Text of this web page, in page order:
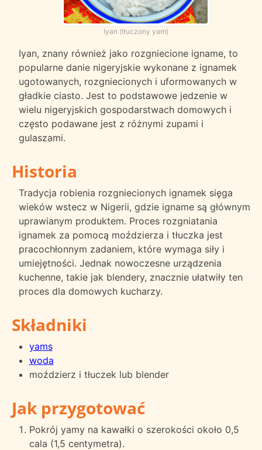
Iyan (tłuczony yam)
Iyan, znany również jako rozgniecione igname, to
popularne danie nigeryjskie wykonane z ignamek
ugotowanych, rozgniecionych i uformowanych w
gładkie ciasto. Jest to podstawowe jedzenie w
wielu nigeryjskich gospodarstwach domowych i
często podawane jest z różnymi zupami i
gulaszami.
Historia
Tradycja robienia rozgniecionych ignamek sięga
wieków wstecz w Nigerii, gdzie igname są głównym
uprawianym produktem. Proces rozgniatania
ignamek za pomocą moździerza i tłuczka jest
pracochłonnym zadaniem, które wymaga siły i
umiejętności. Jednak nowoczesne urządzenia
kuchenne, takie jak blendery, znacznie ułatwiły ten
proces dla domowych kucharzy.
Składniki
yams
woda
moździerz i tłuczek lub blender
Jak przygotować
Pokrój yamy na kawałki o szerokości około 0,5
cala (1,5 centymetra).